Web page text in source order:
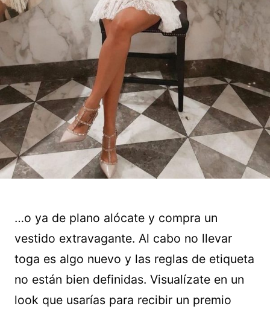
…o ya de plano alócate y compra un
vestido extravagante. Al cabo no llevar
toga es algo nuevo y las reglas de etiqueta
no están bien definidas. Visualízate en un
look que usarías para recibir un premio